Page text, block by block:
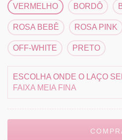
VERMELHO BORDÔ
ROSA BEBÊ ROSA PINK
OFF-WHITE PRETO
ESCOLHA ONDE O LAÇO
FAIXA MEIA FINA